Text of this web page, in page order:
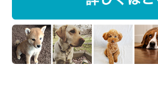
子犬のことは、母犬の口元をなめて
ねだっていました。飼い主さんの顔
残。飼い主さんを、まるで母犬のよ